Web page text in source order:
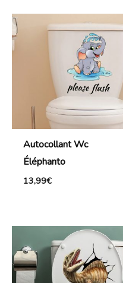
Autocollant Wc
Éléphanto
13,99€